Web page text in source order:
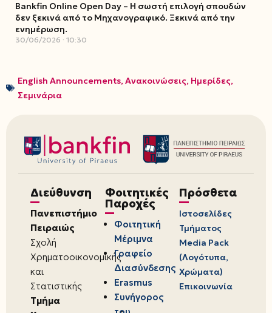
Bankfin Online Open Day – Η σωστή επιλογή σπουδών
δεν ξεκινά από το Μηχανογραφικό. Ξεκινά από την
ενημέρωση.
30/06/2026 10:30
English Announcements, Ανακοινώσεις, Ημερίδες,
Σεμινάρια
Διεύθυνση
Πανεπιστήμιο
Πειραιώς
Σχολή
Χρηματοοικονομικής
και
Στατιστικής
Τμήμα
Φοιτητικές
Παροχές
Φοιτητική
Μέριμνα
Γραφείο
Διασύνδεσης
Erasmus
Συνήγορος
Πρόσθετα
Ιστοσελίδες
Τμήματος
Media Pack
(Λογότυπα,
Χρώματα)
Επικοινωνία